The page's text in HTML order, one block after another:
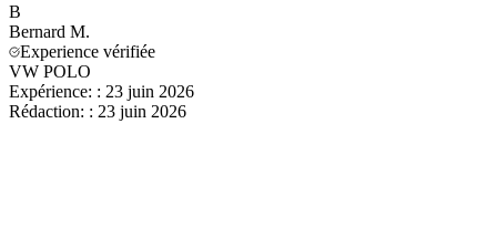
B
Bernard M.
Experience vérifiée
VW POLO
Expérience: : 23 juin 2026
Rédaction: : 23 juin 2026